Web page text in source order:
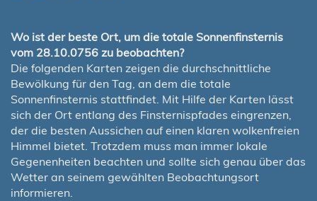
Wo ist der beste Ort, um die totale Sonnenfinsternis
vom 28.10.0756 zu beobachten?
Die folgenden Karten zeigen die durchschnittliche
Bewölkung für den Tag, an dem die totale
Sonnenfinsternis stattfindet. Mit Hilfe der Karten lässt
sich der Ort entlang des Finsternispfades eingrenzen,
der die besten Aussichen auf einen klaren wolkenfreien
Himmel bietet. Trotzdem muss man immer lokale
Gegenenheiten beachten und sollte sich genau über das
Wetter an seinem gewählten Beobachtungsort
informieren.